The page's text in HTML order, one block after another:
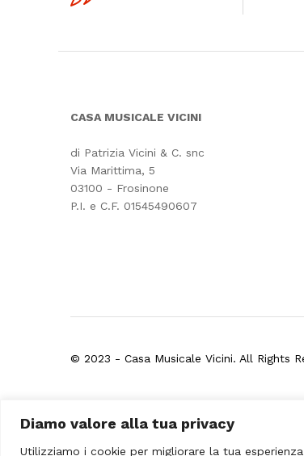
Diamo valore alla tua privacy
Utilizziamo i cookie per migliorare la tua
CASA MUSICALE VICINI
di Patrizia Vicini & C. snc
Via Marittima, 5
03100 - Frosinone
P.I. e C.F. 01545490607
© 2023 - Casa Musicale Vicini. All Rights
da confrontare